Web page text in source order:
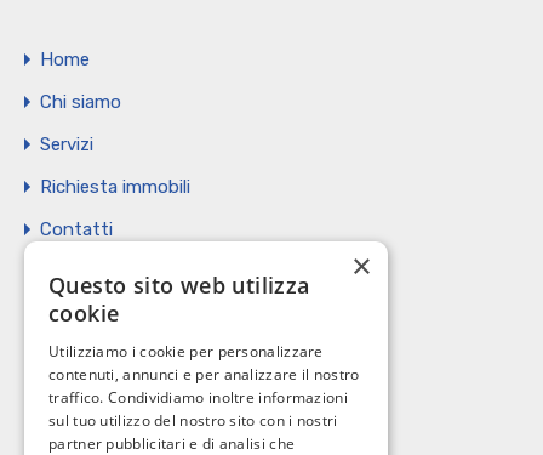
Home
Chi siamo
Servizi
Richiesta immobili
Contatti
Vendi il tuo immobile
Privacy Policy
Cookie policy
×
Questo sito web utilizza
cookie
Utilizziamo i cookie per personalizzare
contenuti, annunci e per analizzare il nostro
traffico. Condividiamo inoltre informazioni
sul tuo utilizzo del nostro sito con i nostri
partner pubblicitari e di analisi che